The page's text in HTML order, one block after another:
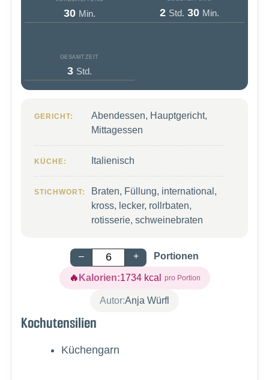
30Minuten
Min. 2 Stunden
Std. 30Minuten
Min.
GESAMTZEIT
3Stunden
Std.
GERICHT:
Abendessen, Hauptgericht,
Mittagessen
KÜCHE: Italienisch
STICHWORT:
Braten, Füllung, international,
kross, lecker, rollrbaten,
rotisserie, schweinebraten
– + Portionen
Kalorien:1734 kcal
Autor:Anja Würfl
Kochutensilien
Küchengarn